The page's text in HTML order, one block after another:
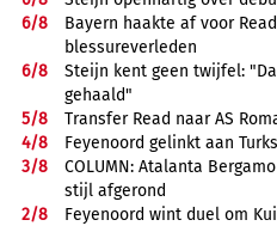
6/8
Bayern haakte af voor
blessureverleden
6/8
Steijn kent geen twijfel:
gehaald"
5/8
Transfer Read naar AS
4/8
Feyenoord gelinkt aan
3/8
COLUMN: Atalanta
stijl afgerond
2/8
Feyenoord wint duel om